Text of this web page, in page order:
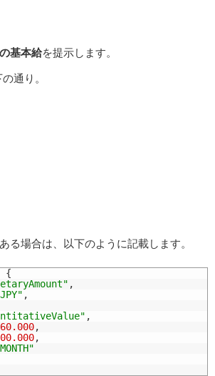
基本給を提示します。
通り。
る場合は、以下のように記載します。
{
,
,
,
,
,